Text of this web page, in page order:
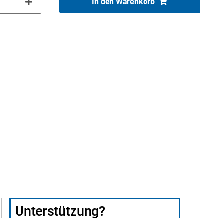
Unterstützung?